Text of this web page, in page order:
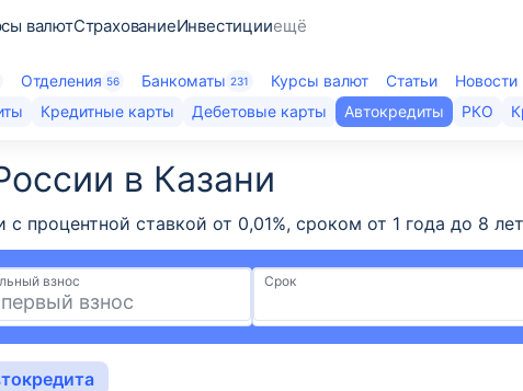
валютСтрахованиеИнвестицииещё
Отделения 56 Банкоматы 231 Курсы валют Статьи
Новости
Кредитные карты Дебетовые карты Автокредиты РКО
в Казани
с процентной ставкой от 0,01%, сроком от 1 года до
взнос Срок